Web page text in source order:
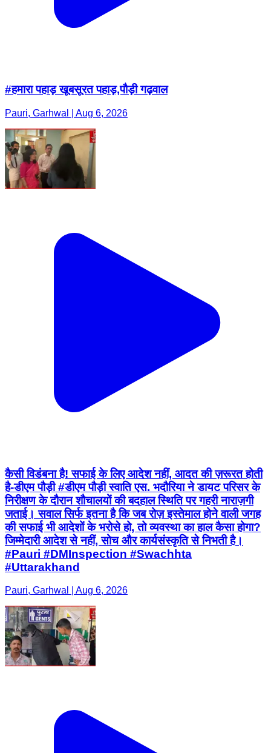
#हमारा पहाड़ खूबसूरत पहाड़,पौड़ी गढ़वाल
Pauri, Garhwal | Aug 6, 2026
कैसी विडंबना है! सफाई के लिए आदेश नहीं, आदत की ज़रूरत होती
है-डीएम पौड़ी #डीएम पौड़ी स्वाति एस. भदौरिया ने डायट परिसर के
निरीक्षण के दौरान शौचालयों की बदहाल स्थिति पर गहरी नाराज़गी
जताई। सवाल सिर्फ इतना है कि जब रोज़ इस्तेमाल होने वाली जगह
की सफाई भी आदेशों के भरोसे हो, तो व्यवस्था का हाल कैसा होगा?
जिम्मेदारी आदेश से नहीं, सोच और कार्यसंस्कृति से निभती है।
#Pauri #DMInspection #Swachhta
#Uttarakhand
Pauri, Garhwal | Aug 6, 2026